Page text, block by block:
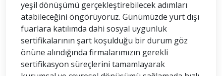
yeşil dönüşümü gerçekleştirebilecek adımları
atabileceğini öngörüyoruz. Günümüzde yurt dışı
fuarlara katılımda dahi sosyal uygunluk
sertifikalarının şart koşulduğu bir durum göz
önüne alındığında firmalarımızın gerekli
sertifikasyon süreçlerini tamamlayarak